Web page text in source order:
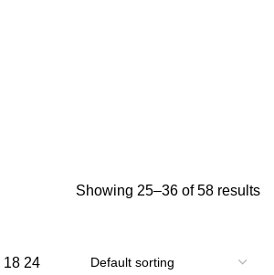
Showing 25–36 of 58 results
18 24